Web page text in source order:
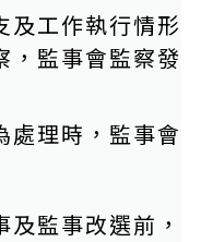
及工作執行情形
，監事會監察發
處理時，監事會
及監事改選前，